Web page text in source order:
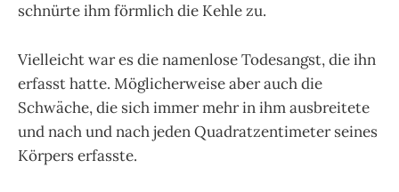
schnürte ihm förmlich die Kehle zu.
Vielleicht war es die namenlose Todesangst, die ihn
erfasst hatte. Möglicherweise aber auch die
Schwäche, die sich immer mehr in ihm ausbreitete
und nach und nach jeden Quadratzentimeter seines
Körpers erfasste.